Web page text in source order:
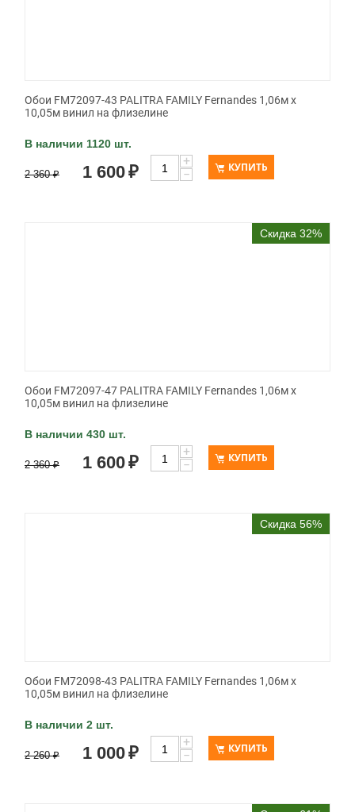
Обои FM72097-43 PALITRA FAMILY Fernandes 1,06м х
10,05м винил на флизелине
В наличии 1120 шт.
2 360 ₽ 1 600₽
+
−
КУПИТЬ
Скидка 32%
Обои FM72097-47 PALITRA FAMILY Fernandes 1,06м х
10,05м винил на флизелине
В наличии 430 шт.
2 360 ₽ 1 600₽
+
−
КУПИТЬ
Скидка 56%
Обои FM72098-43 PALITRA FAMILY Fernandes 1,06м х
10,05м винил на флизелине
В наличии 2 шт.
2 260 ₽ 1 000₽
+
−
КУПИТЬ